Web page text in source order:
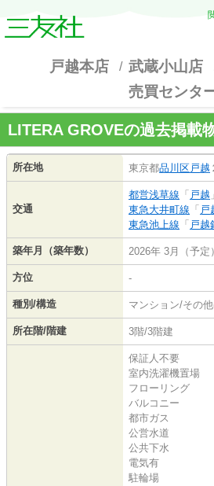
戸越本店 武蔵小山店
売買センタ
LITERA GROVEの過去掲載
所在地 東京都品川区戸越
交通
都営浅草線 「 戸越
東急大井町線 「 戸
東急池上線 「 戸越
築年月（築年数） 2026年 3月（予定）
方位 -
種別/構造 マンション/その
所在階/階建 3階/3階建
保証人不要
室内洗濯機置場
フローリング
バルコニー
都市ガス
公営水道
公共下水
電気有
駐輪場